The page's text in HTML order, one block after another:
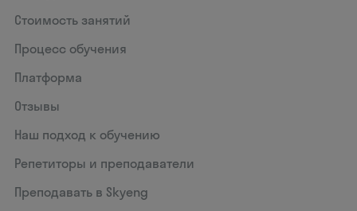
Стоимость занятий
Процесс обучения
Платформа
Отзывы
Наш подход к обучению
Репетиторы и преподаватели
Преподавать в Skyeng